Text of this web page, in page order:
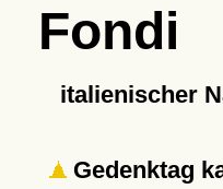
Fondi
italienischer
Gedenktag